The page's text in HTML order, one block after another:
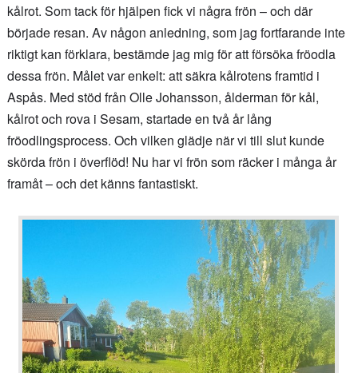
kålrot. Som tack för hjälpen fick vi några frön – och där
började resan. Av någon anledning, som jag fortfarande inte
riktigt kan förklara, bestämde jag mig för att försöka fröodla
dessa frön. Målet var enkelt: att säkra kålrotens framtid i
Aspås. Med stöd från Olle Johansson, ålderman för kål,
kålrot och rova i Sesam, startade en två år lång
fröodlingsprocess. Och vilken glädje när vi till slut kunde
skörda frön i överflöd! Nu har vi frön som räcker i många år
framåt – och det känns fantastiskt.